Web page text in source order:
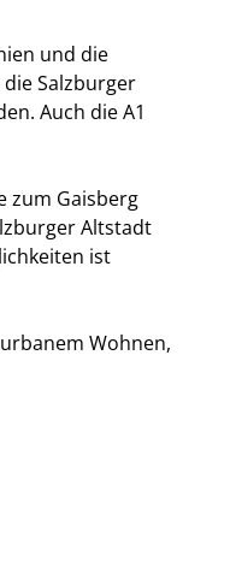
und die
Salzburger
Auch die A1
zum Gaisberg
Altstadt
ist
Wohnen,